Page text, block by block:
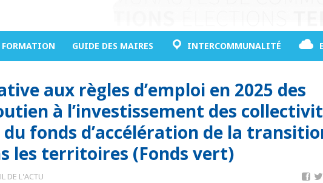
FORMATION GUIDE DES MAIRES INTERCOMMUNALITÉ
aux règles d’emploi en 2025 des
à l’investissement des
fonds d’accélération de la
les territoires (Fonds vert)
DE L'ACTU